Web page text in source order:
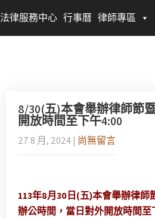
法律服務中心 行事曆 律師專區
8/30(五)本會舉辦律師節
開放時間至下午4:00
27 8 月, 2024 | 尚無留言
113年8月30日(五)本會舉辦律師
辦公時間， 當日對外開放時間至